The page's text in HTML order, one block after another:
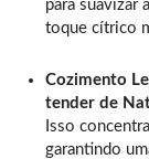
para suavizar
toque cítrico
Cozimento
tender de
Isso
garantindo